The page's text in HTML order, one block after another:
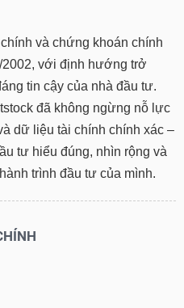
và chứng khoán chính
với định hướng trở
tin cậy của nhà đầu tư.
đã không ngừng nỗ lực
dữ liệu tài chính chính xác –
tư hiểu đúng, nhìn rộng và
trình đầu tư của mình.